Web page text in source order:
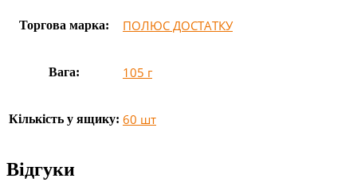
Торгова марка: ПОЛЮС ДОСТАТКУ
Вага: 105 г
Кількість у ящику: 60 шт
Відгуки